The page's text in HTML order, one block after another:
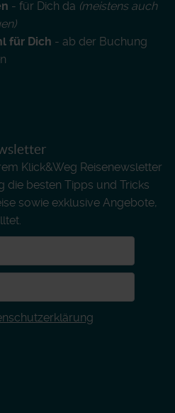
- für Dich da (meistens auch
für Dich - ab der Buchung
Klick&Weg Reisenewsletter
die besten Tipps und Tricks
sowie exklusive Angebote,